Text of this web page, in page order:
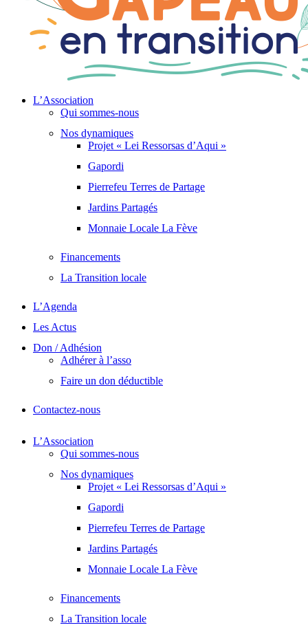
L’Association
Qui sommes-nous
Nos dynamiques
Projet « Lei Ressorsas d’Aqui »
Gapordi
Pierrefeu Terres de Partage
Jardins Partagés
Monnaie Locale La Fève
Financements
La Transition locale
L’Agenda
Les Actus
Don / Adhésion
Adhérer à l’asso
Faire un don déductible
Contactez-nous
L’Association
Qui sommes-nous
Nos dynamiques
Projet « Lei Ressorsas d’Aqui »
Gapordi
Pierrefeu Terres de Partage
Jardins Partagés
Monnaie Locale La Fève
Financements
La Transition locale